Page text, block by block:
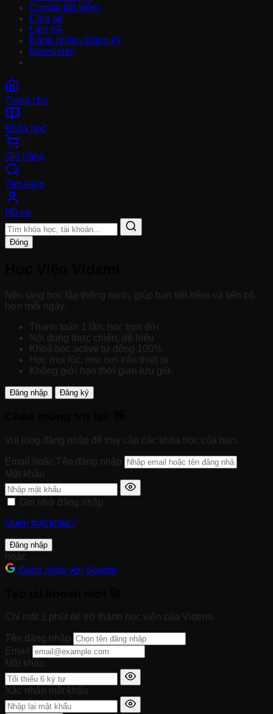
Combo tiết kiệm
Chia sẻ
Liên hệ
Đăng nhập / Đăng ký
Newsletter
Trang chủ
Khóa học
Giỏ hàng
Tìm kiếm
Hồ sơ
Đóng
Nền tảng học tập thông minh, giúp bạn tiết kiệm và tiến bộ
hơn mỗi ngày.
Thanh toán 1 lần, học trọn đời
Nội dung thực chiến, dễ hiểu
Khoá học active tự động 100%
Học mọi lúc, mọi nơi trên thiết bị
Không giới hạn thời gian lưu giữ.
Đăng nhập Đăng ký
Vui lòng đăng nhập để truy cập các khóa học của bạn.
Email hoặc Tên đăng nhập
Mật khẩu
Ghi nhớ đăng nhập
Quên mật khẩu?
Đăng nhập
hoặc
Đăng nhập với Google
Chỉ mất 1 phút để trở thành học viên của Videmi.
Tên đăng nhập
Email
Mật khẩu
Xác nhận mật khẩu